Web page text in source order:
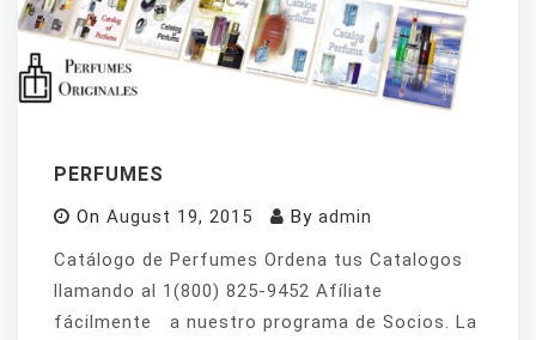
PERFUMES
On August 19, 2015 By admin
Catálogo de Perfumes Ordena tus Catalogos
llamando al 1(800) 825-9452 Afíliate
fácilmente a nuestro programa de Socios. La